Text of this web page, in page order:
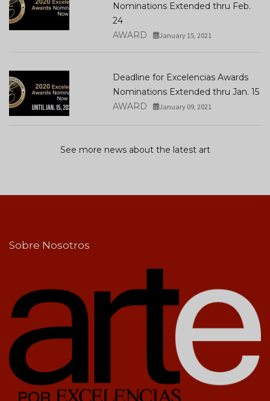
Nominations Extended thru Feb.
24
AWARD
January 15, 2021
Deadline for Excelencias Awards
Nominations Extended thru Jan. 15
AWARD
January 09, 2021
See more news about the latest art
Sobre Nosotros